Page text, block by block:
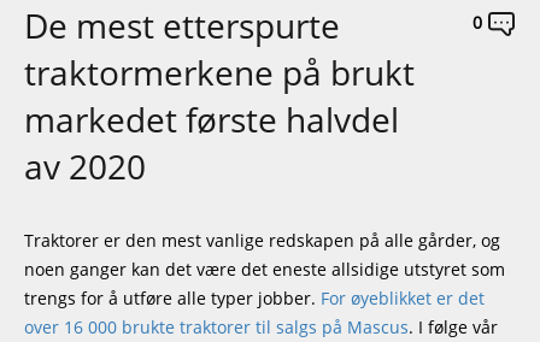
De mest etterspurte
traktormerkene på brukt
markedet første halvdel
av 2020
0
Traktorer er den mest vanlige redskapen på alle gårder, og
noen ganger kan det være det eneste allsidige utstyret som
trengs for å utføre alle typer jobber. For øyeblikket er det
over 16 000 brukte traktorer til salgs på Mascus. I følge vår